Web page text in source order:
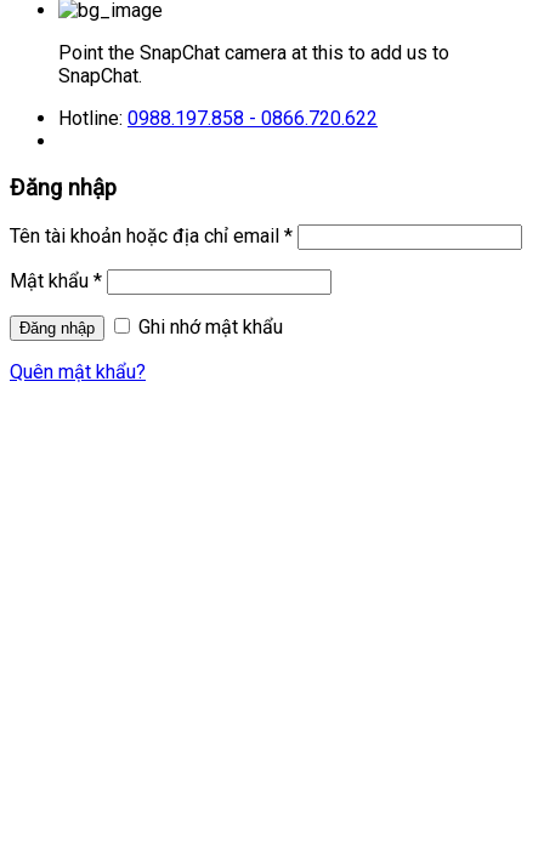
Point the SnapChat camera at this to add us to
SnapChat.
Hotline: 0988.197.858 - 0866.720.622
Đăng nhập
Tên tài khoản hoặc địa chỉ email *
Mật khẩu *
Ghi nhớ mật khẩu
Quên mật khẩu?